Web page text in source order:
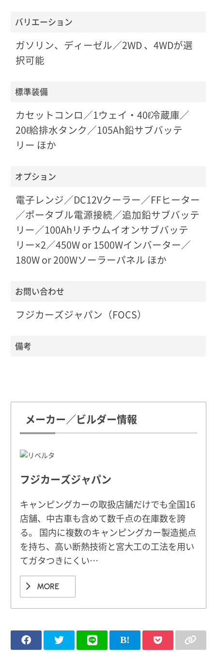
バリエーション
ガソリン、ディーゼル／2WD 、4WDが選
択可能
標準装備
カセットコンロ／1ウェイ・40ℓ冷蔵庫／
20ℓ給排水タンク／105Ah鉛サブバッテ
リー ほか
オプション
電子レンジ／DC12Vクーラー／FFヒーター
／ポータブル電源接続／追加鉛サブバッテ
リー／100Ahリチウムイオンサブバッテ
リー×2／450W or 1500Wインバーター／
180W or 200Wソーラーパネル ほか
お問い合わせ
フジカーズジャパン（FOCS）
備考
メーカー／ビルダー情報
フジカーズジャパン
キャンピングカーの取扱店舗だけでも全国16
店舗、中古車も含めて数千点の在庫数を誇
る。 国内に複数のキャンピングカー製造拠点
を持ち、高い断熱技術と宮大工の工法を用い
てガタつきにくい…
MORE